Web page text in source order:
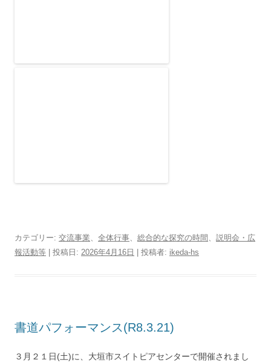
カテゴリー: 交流事業、 全体行事、 総合的な探究の時間 、 説明会・広
報活動等 | 投稿日: 2026年4月16日 投稿者: ikeda-hs
書道パフォーマンス(R8.3.21)
３月２１日(土)に、大垣市スイトピアセンターで開催されまし